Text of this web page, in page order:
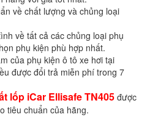
về chất lượng và chủng loại
về tất cả các chủng loại phụ
phụ kiện phù hợp nhất.
của phụ kiện ô tô xe hơi tại
được đổi trả miễn phí trong 7
lốp iCar Ellisafe TN405 được
tiêu chuẩn của hãng.